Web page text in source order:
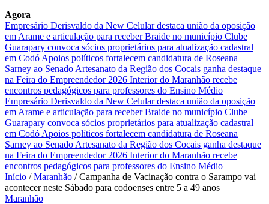
Agora
Empresário Derisvaldo da New Celular destaca união da oposição
em Arame e articulação para receber Braide no município Clube
Guarapary convoca sócios proprietários para atualização cadastral
em Codó Apoios políticos fortalecem candidatura de Roseana
Sarney ao Senado Artesanato da Região dos Cocais ganha destaque
na Feira do Empreendedor 2026 Interior do Maranhão recebe
encontros pedagógicos para professores do Ensino Médio
Empresário Derisvaldo da New Celular destaca união da oposição
em Arame e articulação para receber Braide no município Clube
Guarapary convoca sócios proprietários para atualização cadastral
em Codó Apoios políticos fortalecem candidatura de Roseana
Sarney ao Senado Artesanato da Região dos Cocais ganha destaque
na Feira do Empreendedor 2026 Interior do Maranhão recebe
encontros pedagógicos para professores do Ensino Médio
Início / Maranhão / Campanha de Vacinação contra o Sarampo vai
acontecer neste Sábado para codoenses entre 5 a 49 anos
Maranhão